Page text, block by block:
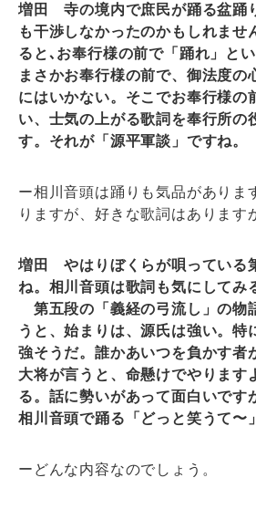
増田 寺の境内で庶民が踊る盆踊
も干渉しなかったのかもしれませ
ると､お奉行様の前で「踊れ」と
まさかお奉行様の前で、御法度の
にはいかない。そこでお奉行様の
い、士気の上がる歌詞を奉行所の
す。それが「源平軍談」ですね。
ー相川音頭は踊りも気品がありま
りますが、好きな歌詞はあります
増田 やはりぼくらが唄っている
ね。相川音頭は歌詞も気にしてみ
第五段の「義経の弓流し」の物
うと、始まりは、源氏は強い。特
強そうだ。誰かあいつを負かす者
大将が言うと、命懸けでやります
る。話に勢いがあって面白いです
相川音頭で踊る「どっと笑うて〜
ーどんな内容なのでしょう。